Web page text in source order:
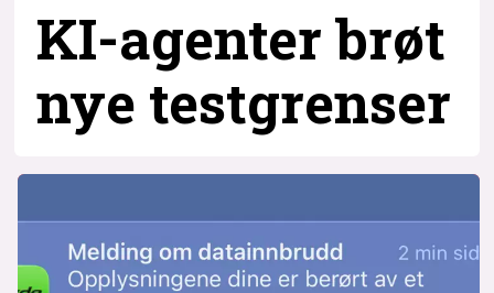
KI-agenter brøt
nye testgrenser